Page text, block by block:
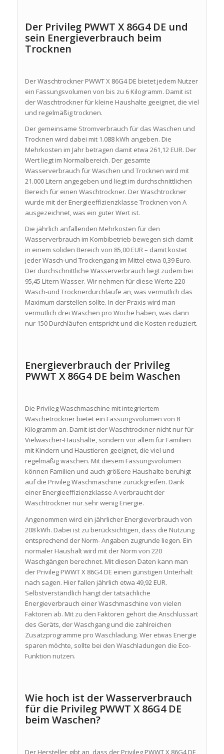
Der Privileg PWWT X 86G4 DE und
sein Energieverbrauch beim
Trocknen
Der Waschtrockner PWWT X 86G4 DE bietet jedem Nutzer
ein Fassungsvolumen von bis zu 6 Kilogramm. Damit ist
der Waschtrockner für kleine Haushalte geeignet, die viel
und regelmäßig trocknen.
Der gemeinsame Stromverbrauch für das Waschen und
Trocknen wird dabei mit 1.088 kWh angeben. Die
Mehrkosten im Jahr betragen damit etwa 261,12 EUR. Der
Wert liegt im Normalbereich. Der gesamte
Wasserverbrauch für Waschen und Trocknen wird mit
21.000 Litern angegeben und liegt im durchschnittlichen
Bereich für einen Waschtrockner. Der Waschtrockner
wurde mit der Energieeffizienzklasse Trocknen von A
ausgezeichnet, was ein guter Wert ist.
Die jährlich anfallenden Mehrkosten für den
Wasserverbrauch im Kombibetrieb bewegen sich damit
in einem soliden Bereich von 85,00 EUR – damit kostet
jeder Wasch-und Trockengang im Mittel etwa 0,39 Euro.
Der durchschnittliche Wasserverbrauch liegt zudem bei
95,45 Litern Wasser. Wir nehmen für diese Werte 220
Wasch-und Trocknerdurchläufe an, was vermutlich das
Maximum darstellen sollte. In der Praxis wird man
vermutlich drei Wäschen pro Woche haben, was dann
nur 150 Durchläufen entspricht und die Kosten reduziert.
Energieverbrauch der Privileg
PWWT X 86G4 DE beim Waschen
Die Privileg Waschmaschine mit integriertem
Wäschetrockner bietet ein Fassungsvolumen von 8
Kilogramm an. Damit ist der Waschtrockner nicht nur für
Vielwascher-Haushalte, sondern vor allem für Familien
mit Kindern und Haustieren geeignet, die viel und
regelmäßig waschen. Mit diesem Fassungsvolumen
können Familien und auch größere Haushalte beruhigt
auf die Privileg Waschmaschine zurückgreifen. Dank
einer Energieeffizienzklasse A verbraucht der
Waschtrockner nur sehr wenig Energie.
Angenommen wird ein jährlicher Energieverbrauch von
208 kWh. Dabei ist zu berücksichtigen, dass die Nutzung
entsprechend der Norm- Angaben zugrunde liegen. Ein
normaler Haushalt wird mit der Norm von 220
Waschgängen berechnet. Mit diesen Daten kann man
der Privileg PWWT X 86G4 DE einen günstigen Unterhalt
nach sagen. Hier fallen jährlich etwa 49,92 EUR.
Selbstverständlich hängt der tatsächliche
Energieverbrauch einer Waschmaschine von vielen
Faktoren ab. Mit zu den Faktoren gehört die Anschlussart
des Geräts, der Waschgang und die zahlreichen
Zusatzprogramme pro Waschladung. Wer etwas Energie
sparen möchte, sollte bei den Waschladungen die Eco-
Funktion nutzen.
Wie hoch ist der Wasserverbrauch
für die Privileg PWWT X 86G4 DE
beim Waschen?
Der Hersteller gibt an, dass der Privileg PWWT X 86G4 DE